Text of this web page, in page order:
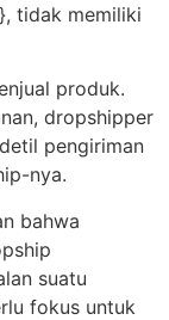
tidak memiliki
produk.
dropshipper
pengiriman
nya.
bahwa
suatu
fokus untuk